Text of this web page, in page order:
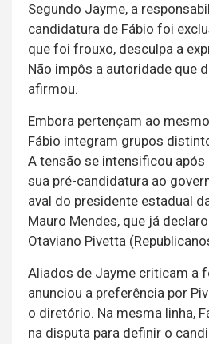
Segundo Jayme, a
candidatura de Fábio foi
que foi frouxo, desculpa a
Não impôs a autoridade que
afirmou.
Embora pertençam ao
Fábio integram grupos
A tensão se intensificou
sua pré-candidatura ao
aval do presidente estadual
Mauro Mendes, que já
Otaviano Pivetta
Aliados de Jayme criticam a
anunciou a preferência por
o diretório. Na mesma linha,
na disputa para definir o